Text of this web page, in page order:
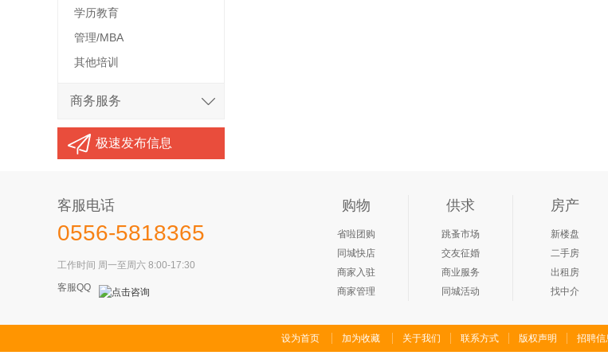
学历教育
管理/MBA
其他培训
商务服务
极速发布信息
客服电话
0556-5818365
工作时间 周一至周六 8:00-17:30
客服QQ
购物
省啦团购
同城快店
商家入驻
商家管理
供求
跳蚤市场
交友征婚
商业服务
同城活动
房产
新楼盘
二手房
出租房
找中介
设为首页 加为收藏 关于我们 联系方式 版权声明 招聘信